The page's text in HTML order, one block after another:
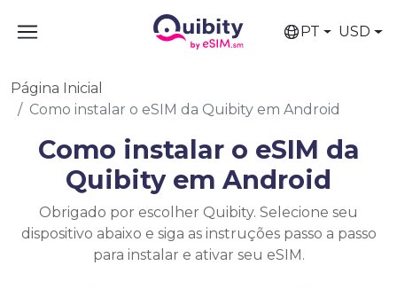
PT USD
Página Inicial
Como instalar o eSIM da Quibity em Android
Como instalar o eSIM da
Quibity em Android
Obrigado por escolher Quibity. Selecione seu
dispositivo abaixo e siga as instruções passo a passo
para instalar e ativar seu eSIM.